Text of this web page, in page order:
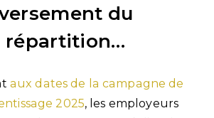
du
répartition…
aux dates de la campagne de
2025, les employeurs